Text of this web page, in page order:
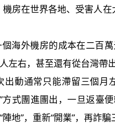
房在世界各地、受害人在
外機房的成本在二百萬
左右，甚至還有從台灣帶
動通常只能滯留三個月
方式團進團出，一旦返臺
地”，重新“開業”，再詐騙